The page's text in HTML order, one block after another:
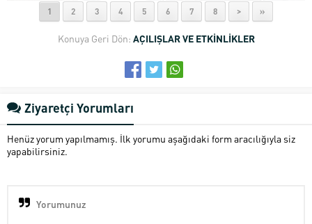
1 2 3 4 5 6 7 8 > »
Konuya Geri Dön: AÇILIŞLAR VE ETKİNLİKLER
Ziyaretçi Yorumları
Henüz yorum yapılmamış. İlk yorumu aşağıdaki form aracılığıyla siz
yapabilirsiniz.